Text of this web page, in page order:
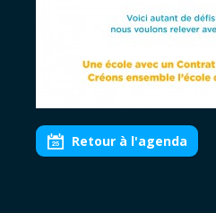
Retour à l'agenda